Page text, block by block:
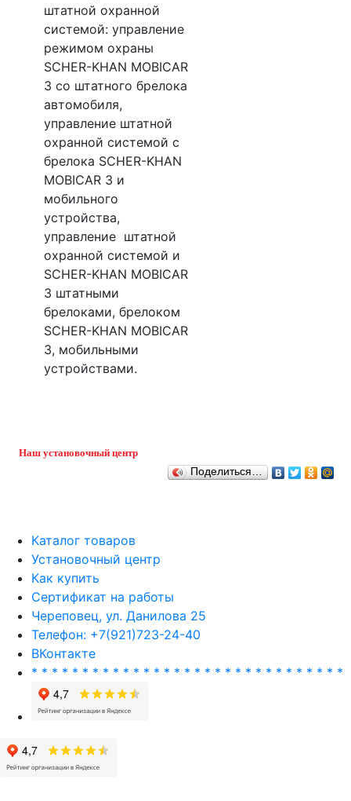
штатной охранной
системой: управление
режимом охраны
SCHER-KHAN MOBICAR
3 со штатного брелока
автомобиля,
управление штатной
охранной системой с
брелока SCHER-KHAN
MOBICAR 3 и
мобильного
устройства,
управление штатной
охранной системой и
SCHER-KHAN MOBICAR
3 штатными
брелоками, брелоком
SCHER-KHAN MOBICAR
3, мобильными
устройствами.
Наш установочный центр
Поделиться…
Каталог товаров
Установочный центр
Как купить
Сертификат на работы
Череповец, ул. Данилова 25
Телефон: +7(921)723-24-40
ВКонтакте
* * * * * * * * * * * * * * * * * * * * * * * * * * * * * * *